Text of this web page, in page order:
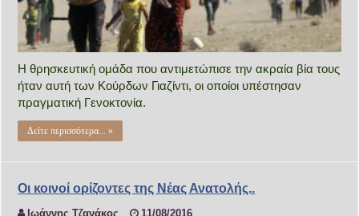
Η θρησκευτική ομάδα που αντιμετώπισε την ακραία βία τους
ήταν αυτή των Κούρδων Γιαζίντι, οι οποίοι υπέστησαν
πραγματική Γενοκτονία.
Δείτε περισσότερα... »
Οι κοινοί ορίζοντες της Νέας Ανατολής..
Ιωάννης Τζανάκος 11/08/2016